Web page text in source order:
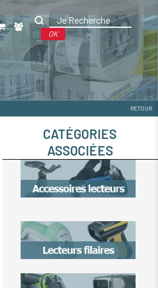
OK
RETOUR
CATÉGORIES
ASSOCIÉES